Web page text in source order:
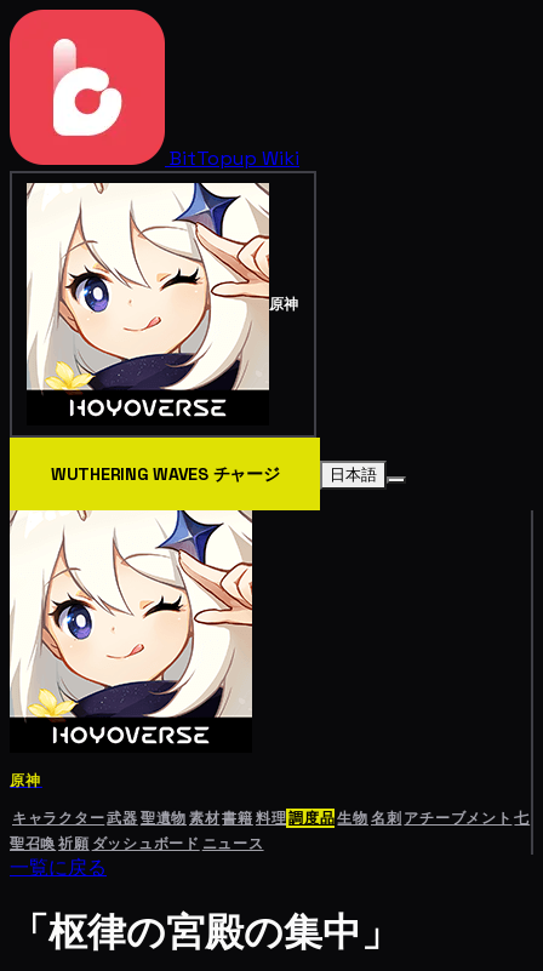
BitTopup Wiki
原神
WUTHERING WAVES チャージ 日本語
原神
キャラクター武器聖遺物素材書籍料理調度品生物名刺 アチーブメント 七
聖召喚祈願 ダッシュボード ニュース
一覧に戻る
「枢律の宮殿の集中」